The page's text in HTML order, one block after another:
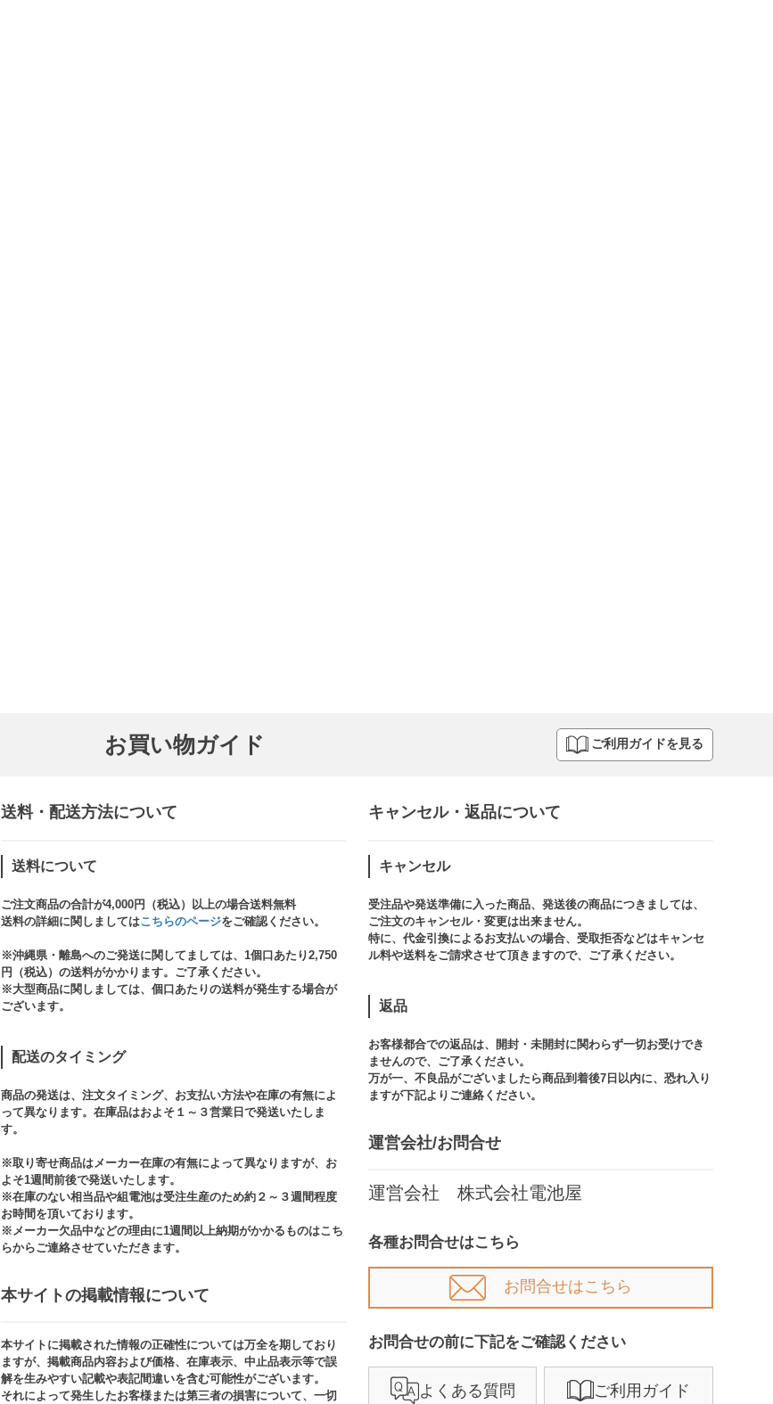
お買い物ガイド ご利用ガイドを見る
送料・配送方法について​
送料について
ご注文商品の合計が4,000円（税込）以上の場合送料無料
送料の詳細に関しましてはこちらのページをご確認ください。​
※沖縄県・離島へのご発送に関してましては、1個口あたり2,750
円（税込）の送料がかかります。ご了承ください。
※大型商品に関しましては、個口あたりの送料が発生する場合が
ございます。​
配送のタイミング
商品の発送は、注文タイミング、お支払い方法や在庫の有無によ
って異なります。在庫品はおよそ１～３営業日で発送いたしま
す。​
※取り寄せ商品はメーカー在庫の有無によって異なりますが、お
よそ1週間前後で発送いたします。
※在庫のない相当品や組電池は受注生産のため約２～３週間程度
お時間を頂いております。​
※メーカー欠品中などの理由に1週間以上納期がかかるものはこち
らからご連絡させていただきます。
本サイトの掲載情報について​
本サイトに掲載された情報の正確性については万全を期しており
ますが、掲載商品内容および価格、在庫表示、中止品表示等で誤
解を生みやすい記載や表記間違いを含む可能性がございます。​
それによって発生したお客様または第三者の損害について、一切
キャンセル・返品について​
キャンセル
受注品や発送準備に入った商品、発送後の商品につきましては、
ご注文のキャンセル・変更は出来ません。​
特に、代金引換によるお支払いの場合、受取拒否などはキャンセ
ル料や送料をご請求させて頂きますので、ご了承ください。​
返品
お客様都合での返品は、開封・未開封に関わらず一切お受けでき
ませんので、ご了承ください。​​
万が一、不良品がございましたら商品到着後7日以内に、恐れ入り
ますが下記よりご連絡ください。
運営会社/お問合せ​
運営会社 株式会社電池屋
各種お問合せはこちら
お問合せはこちら
お問合せの前に下記をご確認ください​
よくある質問 ご利用ガイド